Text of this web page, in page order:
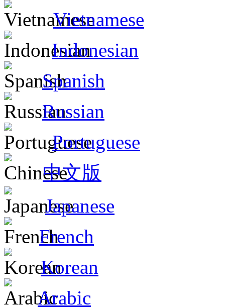
Vietnamese
Indonesian
Spanish
Russian
Portuguese
中文版
Japanese
French
Korean
Arabic